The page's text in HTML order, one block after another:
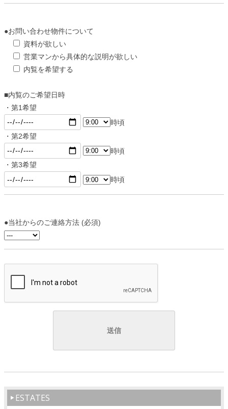
●お問い合わせ物件について
資料が欲しい
営業マンから具体的な説明が欲しい
内覧を希望する
■内覧のご希望日時
・第1希望
時頃
・第2希望
時頃
・第3希望
時頃
●当社からのご連絡方法 (必須)
ESTATES